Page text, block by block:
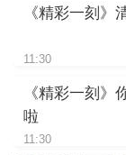
《精彩一刻》
11:30
《精彩一刻》
啦
11:30